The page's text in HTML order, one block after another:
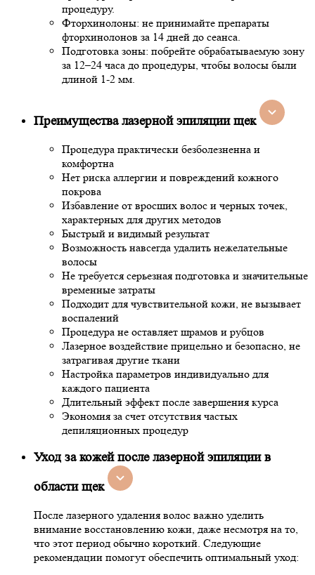
процедуру.
Фторхинолоны: не принимайте препараты
фторхинолонов за 14 дней до сеанса.
Подготовка зоны: побрейте обрабатываемую зону
за 12–24 часа до процедуры, чтобы волосы были
длиной 1-2 мм.
Преимущества лазерной эпиляции щек
Процедура практически безболезненна и
комфортна
Нет риска аллергии и повреждений кожного
покрова
Избавление от вросших волос и черных точек,
характерных для других методов
Быстрый и видимый результат
Возможность навсегда удалить нежелательные
волосы
Не требуется серьезная подготовка и значительные
временные затраты
Подходит для чувствительной кожи, не вызывает
воспалений
Процедура не оставляет шрамов и рубцов
Лазерное воздействие прицельно и безопасно, не
затрагивая другие ткани
Настройка параметров индивидуально для
каждого пациента
Длительный эффект после завершения курса
Экономия за счет отсутствия частых
депиляционных процедур
Уход за кожей после лазерной эпиляции в
области щек
После лазерного удаления волос важно уделить
внимание восстановлению кожи, даже несмотря на то,
что этот период обычно короткий. Следующие
рекомендации помогут обеспечить оптимальный уход: